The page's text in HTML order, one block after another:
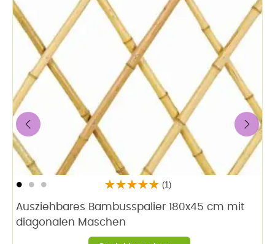
(1)
Ausziehbares Bambusspalier 180x45 cm mit
diagonalen Maschen
‹ ›